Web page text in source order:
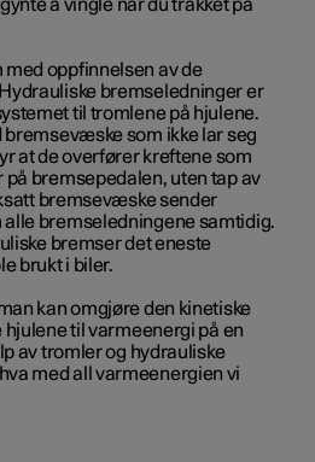
å vingle når du tråkket på
med oppfinnelsen av de
bremseledninger er
til tromlene på hjulene.
bremsevæske som ikke lar seg
at de overfører kreftene som
bremsepedalen, uten tap av
bremsevæske sender
bremseledningene samtidig.
bremser det eneste
brukt i biler.
kan omgjøre den kinetiske
til varmeenergi på en
av tromler og hydrauliske
med all varmeenergien vi